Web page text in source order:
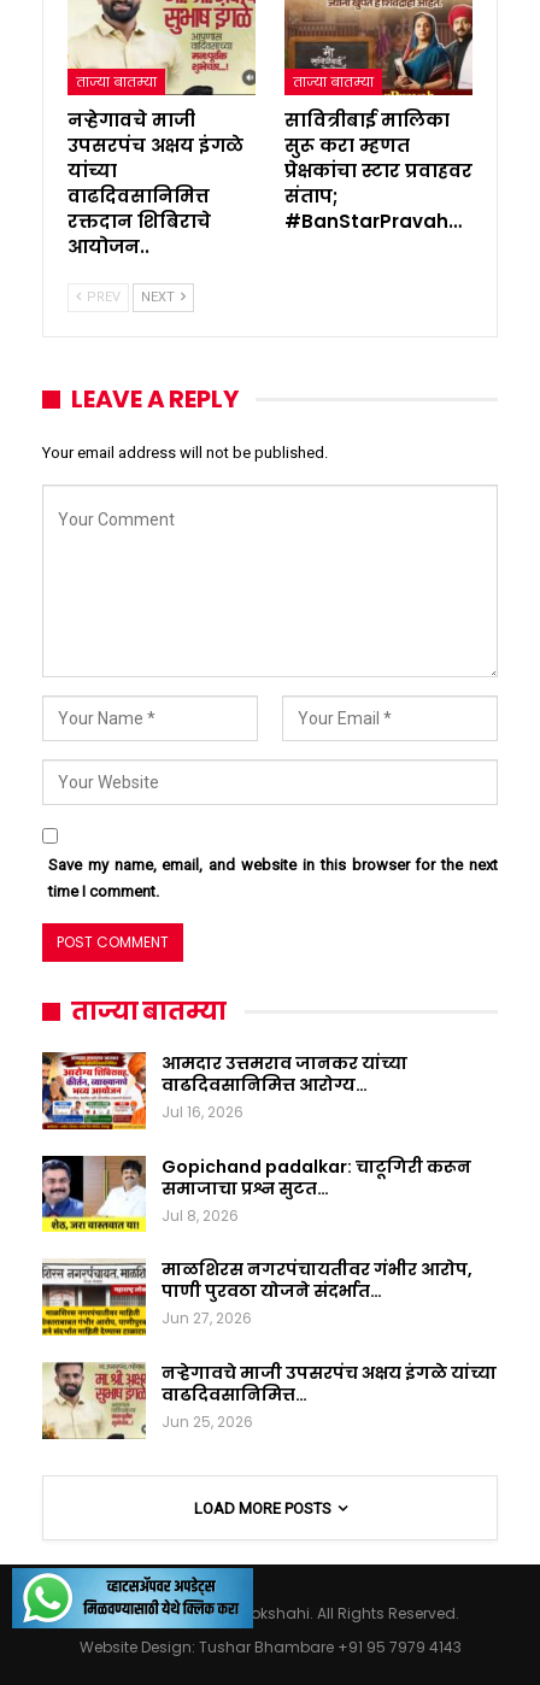
ताज्या बातम्या
नऱ्हेगावचे माजी
उपसरपंच अक्षय इंगळे
यांच्या
वाढदिवसानिमित्त
रक्तदान शिबिराचे
आयोजन..
ताज्या बातम्या
सावित्रीबाई मालिका
सुरू करा म्हणत
प्रेक्षकांचा स्टार प्रवाहवर
संताप;
#BanStarPravah…
PREV NEXT
LEAVE A REPLY
Your email address will not be published.
Save my name, email, and website in this browser for the next
time I comment.
ताज्या बातम्या
आमदार उत्तमराव जानकर यांच्या
वाढदिवसानिमित्त आरोग्य…
Jul 16, 2026
Gopichand padalkar: चाटूगिरी करून
समाजाचा प्रश्न सुटत…
Jul 8, 2026
माळशिरस नगरपंचायतीवर गंभीर आरोप,
पाणी पुरवठा योजने संदर्भात…
Jun 27, 2026
नऱ्हेगावचे माजी उपसरपंच अक्षय इंगळे यांच्या
वाढदिवसानिमित्त…
Jun 25, 2026
LOAD MORE POSTS
© 2026 - Maharashtralokshahi. All Rights Reserved.
Website Design: Tushar Bhambare +91 95 7979 4143